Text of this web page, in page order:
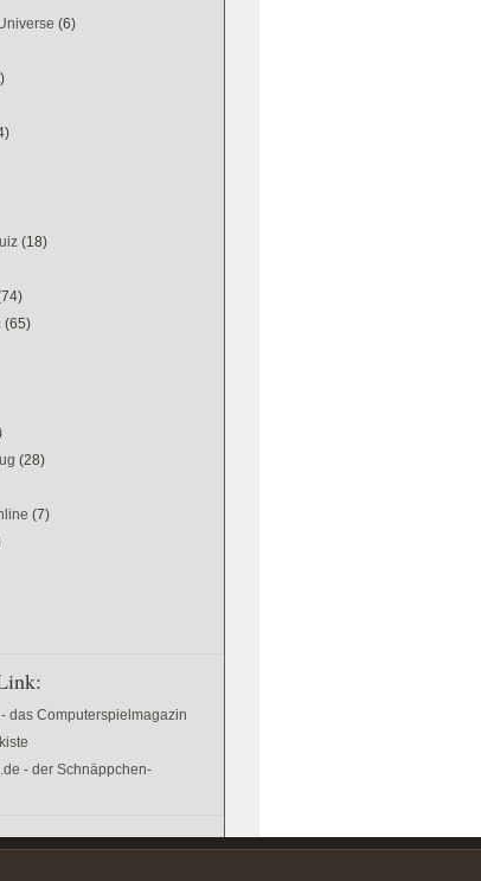
(6)
(18)
(65)
(28)
(7)
das Computerspielmagazin
- der Schnäppchen-